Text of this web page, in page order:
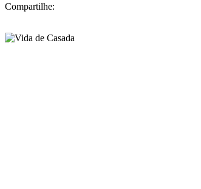
Compartilhe: